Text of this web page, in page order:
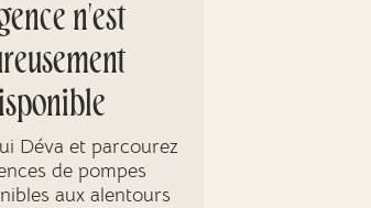
n'est
Déva et parcourez
de pompes
aux alentours